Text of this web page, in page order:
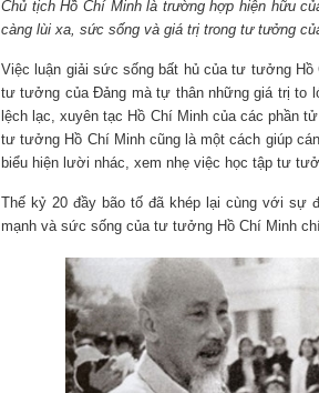
Chủ tịch Hồ Chí Minh là trường hợp hiện hữu
càng lùi xa, sức sống và giá trị trong tư tưởng
Việc luận giải sức sống bất hủ của tư tưởng
tư tưởng của Đảng mà tự thân những giá trị to
lệch lạc, xuyên tạc Hồ Chí Minh của các phần
tư tưởng Hồ Chí Minh cũng là một cách giúp
biểu hiện lười nhác, xem nhẹ việc học tập tư
Thế kỷ 20 đầy bão tố đã khép lại cùng với sự
mạnh và sức sống của tư tưởng Hồ Chí Minh